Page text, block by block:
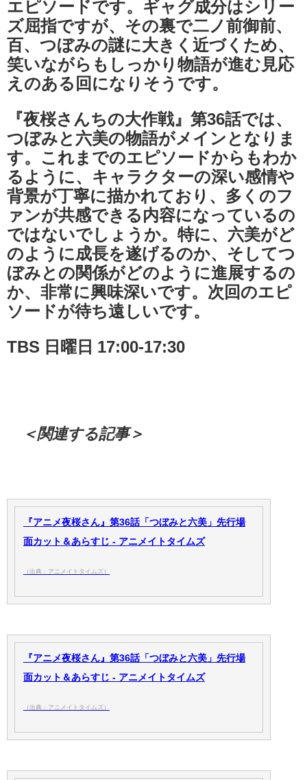
エピソードです。ギャグ成分はシリー
ズ屈指ですが、その裏で二ノ前御前、
百、つぼみの謎に大きく近づくため、
笑いながらもしっかり物語が進む見応
えのある回になりそうです。
『夜桜さんちの大作戦』第36話では、
つぼみと六美の物語がメインとなりま
す。これまでのエピソードからもわか
るように、キャラクターの深い感情や
背景が丁寧に描かれており、多くのフ
ァンが共感できる内容になっているの
ではないでしょうか。特に、六美がど
のように成長を遂げるのか、そしてつ
ぼみとの関係がどのように進展するの
か、非常に興味深いです。次回のエピ
ソードが待ち遠しいです。
TBS 日曜日 17:00-17:30
＜関連する記事＞
『アニメ夜桜さん』第36話「つぼみと六美」先行場
面カット＆あらすじ - アニメイトタイムズ
（出典：アニメイトタイムズ）
『アニメ夜桜さん』第36話「つぼみと六美」先行場
面カット＆あらすじ - アニメイトタイムズ
（出典：アニメイトタイムズ）